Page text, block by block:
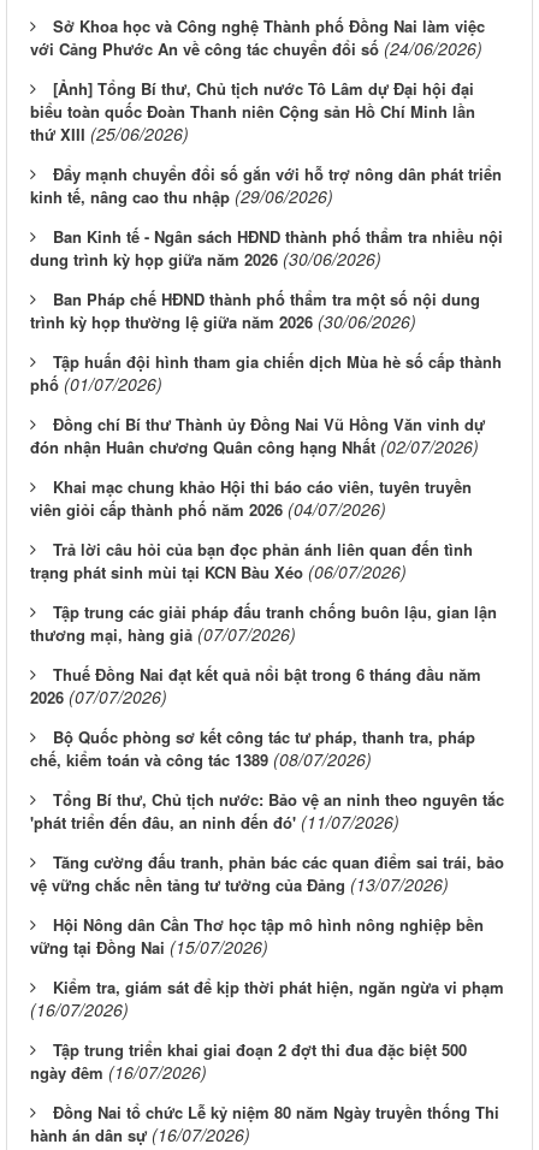
Sở Khoa học và Công nghệ Thành phố Đồng Nai làm việc
với Cảng Phước An về công tác chuyển đổi số (24/06/2026)
[Ảnh] Tổng Bí thư, Chủ tịch nước Tô Lâm dự Đại hội đại
biểu toàn quốc Đoàn Thanh niên Cộng sản Hồ Chí Minh lần
thứ XIII (25/06/2026)
Đẩy mạnh chuyển đổi số gắn với hỗ trợ nông dân phát triển
kinh tế, nâng cao thu nhập (29/06/2026)
Ban Kinh tế - Ngân sách HĐND thành phố thẩm tra nhiều nội
dung trình kỳ họp giữa năm 2026 (30/06/2026)
Ban Pháp chế HĐND thành phố thẩm tra một số nội dung
trình kỳ họp thường lệ giữa năm 2026 (30/06/2026)
Tập huấn đội hình tham gia chiến dịch Mùa hè số cấp thành
phố (01/07/2026)
Đồng chí Bí thư Thành ủy Đồng Nai Vũ Hồng Văn vinh dự
đón nhận Huân chương Quân công hạng Nhất (02/07/2026)
Khai mạc chung khảo Hội thi báo cáo viên, tuyên truyền
viên giỏi cấp thành phố năm 2026 (04/07/2026)
Trả lời câu hỏi của bạn đọc phản ánh liên quan đến tình
trạng phát sinh mùi tại KCN Bàu Xéo (06/07/2026)
Tập trung các giải pháp đấu tranh chống buôn lậu, gian lận
thương mại, hàng giả (07/07/2026)
Thuế Đồng Nai đạt kết quả nổi bật trong 6 tháng đầu năm
2026 (07/07/2026)
Bộ Quốc phòng sơ kết công tác tư pháp, thanh tra, pháp
chế, kiểm toán và công tác 1389 (08/07/2026)
Tổng Bí thư, Chủ tịch nước: Bảo vệ an ninh theo nguyên tắc
'phát triển đến đâu, an ninh đến đó' (11/07/2026)
Tăng cường đấu tranh, phản bác các quan điểm sai trái, bảo
vệ vững chắc nền tảng tư tưởng của Đảng (13/07/2026)
Hội Nông dân Cần Thơ học tập mô hình nông nghiệp bền
vững tại Đồng Nai (15/07/2026)
Kiểm tra, giám sát để kịp thời phát hiện, ngăn ngừa vi phạm
(16/07/2026)
Tập trung triển khai giai đoạn 2 đợt thi đua đặc biệt 500
ngày đêm (16/07/2026)
Đồng Nai tổ chức Lễ kỷ niệm 80 năm Ngày truyền thống Thi
hành án dân sự (16/07/2026)